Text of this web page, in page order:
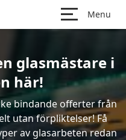
Menu
glasmästare i
här!
bindande offerter från
utan förpliktelser! Få
av glasarbeten redan